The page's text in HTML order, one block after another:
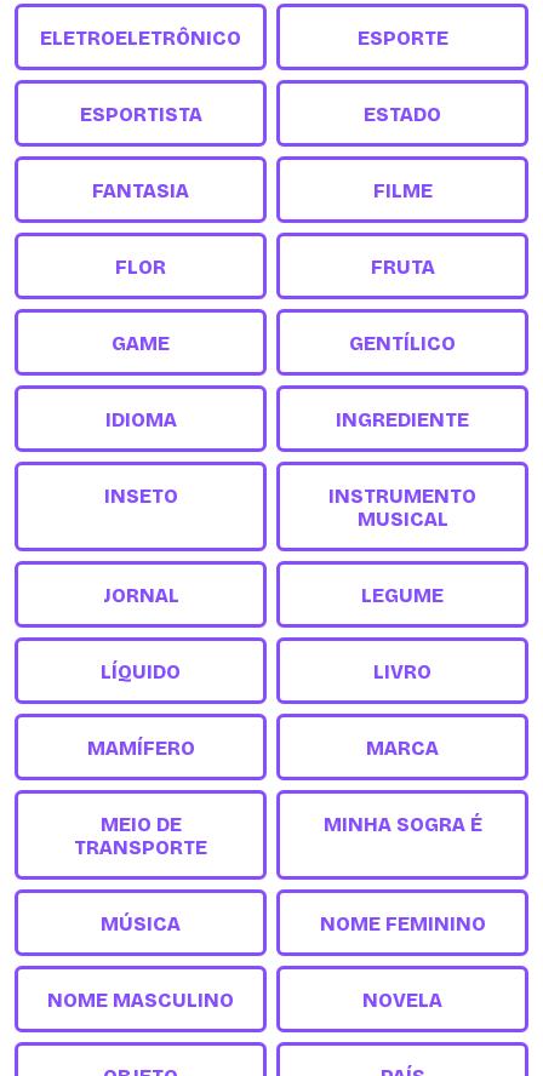
ELETROELETRÔNICO ESPORTE
ESPORTISTA ESTADO
FANTASIA FILME
FLOR FRUTA
GAME GENTÍLICO
IDIOMA INGREDIENTE
INSETO
INSTRUMENTO
MUSICAL
JORNAL LEGUME
LÍQUIDO LIVRO
MAMÍFERO MARCA
MEIO DE
TRANSPORTE
MINHA SOGRA É
MÚSICA NOME FEMININO
NOME MASCULINO NOVELA